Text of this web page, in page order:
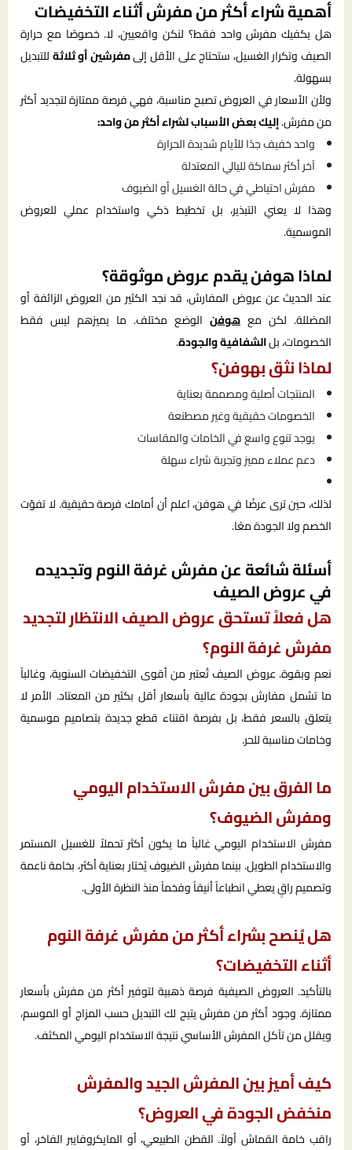
أهمية شراء أكثر من مفرش أثناء التخفيضات
هل يكفيك مفرش واحد فقط؟ لنكن واقعيين، لا. خصوصًا مع حرارة
الصيف وتكرار الغسيل، ستحتاج على الأقل إلىمفرشين أو ثلاثةللتبديل
بسهولة.
ولأن الأسعار في العروض تصبح مناسبة، فهي فرصة ممتازة لتجديد أكثر
من مفرش.إليك بعض الأسباب لشراء أكثر من واحد:
واحد خفيف جدًا للأيام شديدة الحرارة
آخر أكثر سماكة لليالي المعتدلة
مفرش احتياطي في حالة الغسيل أو الضيوف
وهذا لا يعني التبذير، بل تخطيط ذكي واستخدام عملي للعروض
الموسمية.
لماذا هوفن يقدم عروض موثوقة؟
عند الحديث عن عروض المفارش، قد نجد الكثير من العروض الزائفة أو
المضللة. لكن مع هوفن الوضع مختلف. ما يميزهم ليس فقط
الخصومات، بلالشفافية والجودة.
لماذا نثق بهوفن؟
المنتجات أصلية ومصممة بعناية
الخصومات حقيقية وغير مصطنعة
يوجد تنوع واسع في الخامات والمقاسات
دعم عملاء مميز وتجربة شراء سهلة
لذلك، حين ترى عرضًا في هوفن، اعلم أن أمامك فرصة حقيقية. لا تفوّت
الخصم ولا الجودة معًا.
أسئلة شائعة عن مفرش غرفة النوم وتجديده
في عروض الصيف
هل فعلاً تستحق عروض الصيف الانتظار لتجديد
مفرش غرفة النوم؟
نعم وبقوة. عروض الصيف تُعتبر من أقوى التخفيضات السنوية، وغالباً
ما تشمل مفارش بجودة عالية بأسعار أقل بكثير من المعتاد. الأمر لا
يتعلق بالسعر فقط، بل بفرصة اقتناء قطع جديدة بتصاميم موسمية
وخامات مناسبة للحر.
ما الفرق بين مفرش الاستخدام اليومي
ومفرش الضيوف؟
مفرش الاستخدام اليومي غالباً ما يكون أكثر تحملاً للغسيل المستمر
والاستخدام الطويل. بينما مفرش الضيوف يُختار بعناية أكثر، بخامة ناعمة
وتصميم راقٍ يعطي انطباعاً أنيقاً وفخماً منذ النظرة الأولى.
هل يُنصح بشراء أكثر من مفرش غرفة النوم
أثناء التخفيضات؟
بالتأكيد. العروض الصيفية فرصة ذهبية لتوفير أكثر من مفرش بأسعار
ممتازة. وجود أكثر من مفرش يتيح لك التبديل حسب المزاج أو الموسم،
ويقلل من تآكل المفرش الأساسي نتيجة الاستخدام اليومي المكثف.
كيف أميز بين المفرش الجيد والمفرش
منخفض الجودة في العروض؟
راقب خامة القماش أولاً. القطن الطبيعي، أو المايكروفايبر الفاخر، أو